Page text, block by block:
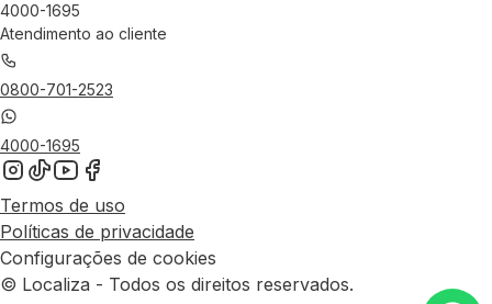
4000-1695
Atendimento ao cliente
0800-701-2523
4000-1695
Termos de uso
Políticas de privacidade
Configurações de cookies
© Localiza - Todos os direitos reservados.